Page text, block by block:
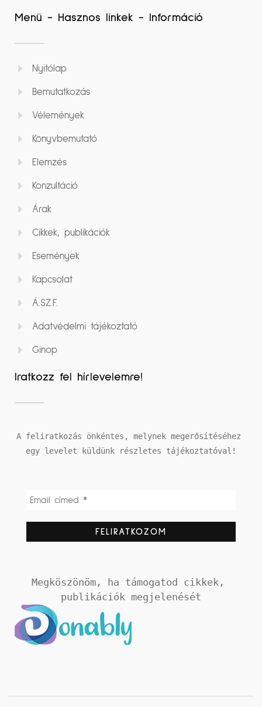
Menü - Hasznos linkek - Információ
Nyitólap
Bemutatkozás
Vélemények
Könyvbemutató
Elemzés
Konzultáció
Árak
Cikkek, publikációk
Események
Kapcsolat
Á.SZ.F.
Adatvédelmi tájékoztató
Ginop
Iratkozz fel hírlevelemre!
A feliratkozás önkéntes, melynek megerősítéséhez
egy levelet küldünk részletes tájékoztatóval!
Megköszönöm, ha támogatod cikkek,
publikációk megjelenését